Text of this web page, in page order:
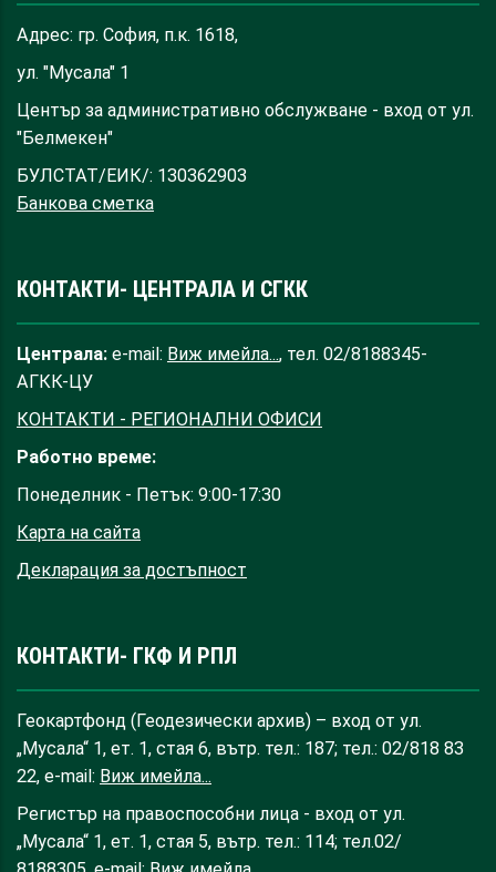
Адрес: гр. София, п.к. 1618,
ул. "Мусала" 1
Център за административно обслужване - вход от ул.
"Белмекен"
БУЛСТАТ/ЕИК/: 130362903
Банкова сметка
КОНТАКТИ- ЦЕНТРАЛА И СГКК
Централа: e-mail: Виж имейла..., тел. 02/8188345-
АГКК-ЦУ
КОНТАКТИ - РЕГИОНАЛНИ ОФИСИ
Работно време:
Понеделник - Петък: 9:00-17:30
Карта на сайта
Декларация за достъпност
КОНТАКТИ- ГКФ И РПЛ
Геокартфонд (Геодезически архив) – вход от ул.
„Мусала“ 1, ет. 1, стая 6, вътр. тел.: 187; тел.: 02/818 83
22, e-mail: Виж имейла...
Регистър на правоспособни лица - вход от ул.
„Мусала“ 1, ет. 1, стая 5, вътр. тел.: 114; тел.02/